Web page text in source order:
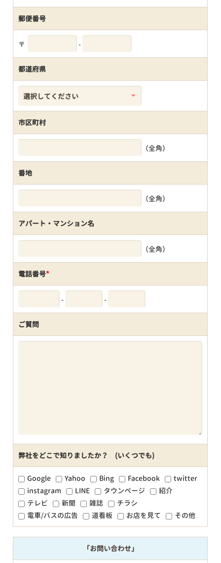
郵便番号
〒 -
都道府県
市区町村
（全角）
番地
（全角）
アパート・マンション名
（全角）
電話番号*
- -
ご質問
弊社をどこで知りましたか？ (いくつでも)
Google Yahoo Bing Facebook
twitter
instagram
LINE タウンページ
紹介
テレビ
新聞 雑誌
チラシ
電車/バスの広告
道看板 お店を見て その他
「お問い合わせ」